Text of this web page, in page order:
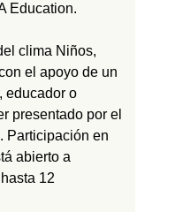
Education.
clima Niños,
el apoyo de un
educador o
presentado por el
Participación en
abierto a
12